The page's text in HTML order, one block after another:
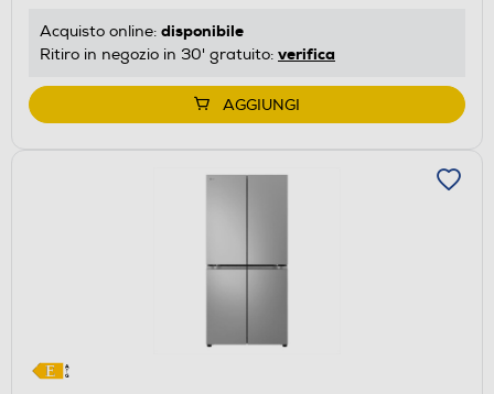
energetico
di
Youreko.
Acquisto online: disponibile
Ritiro in negozio in 30' gratuito: verifica
AGGIUNGI